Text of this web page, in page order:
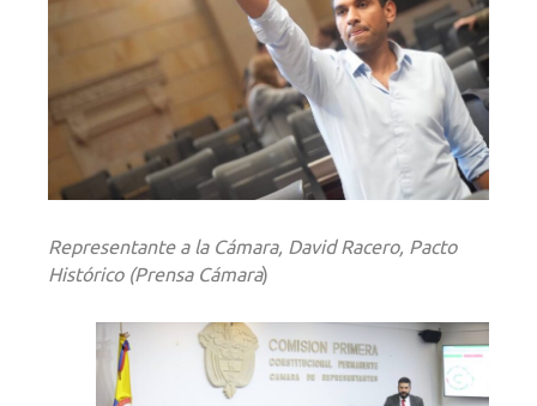
Representante a la Cámara, David Racero, Pacto
Histórico (Prensa Cámara)